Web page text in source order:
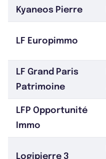
Kyaneos Pierre
LF Europimmo
LF Grand Paris
Patrimoine
LFP Opportunité
Immo
Logipierre 3